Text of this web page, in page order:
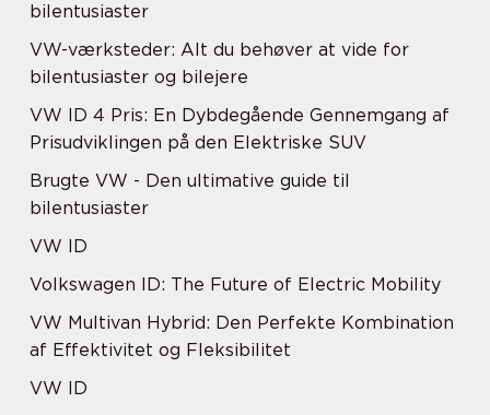
bilentusiaster
VW-værksteder: Alt du behøver at vide for
bilentusiaster og bilejere
VW ID 4 Pris: En Dybdegående Gennemgang af
Prisudviklingen på den Elektriske SUV
Brugte VW - Den ultimative guide til
bilentusiaster
VW ID
Volkswagen ID: The Future of Electric Mobility
VW Multivan Hybrid: Den Perfekte Kombination
af Effektivitet og Fleksibilitet
VW ID